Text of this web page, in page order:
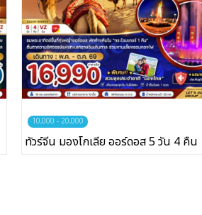
10,000 - 20,000
ทัวร์จีน มองโกเลีย ออร์ดอส 5 วัน 4 คืน